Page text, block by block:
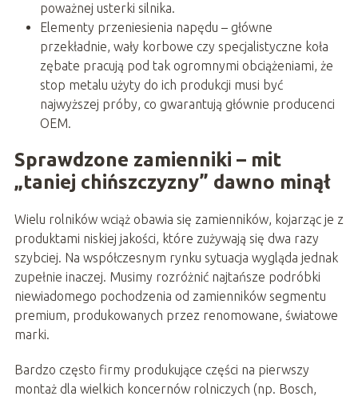
poważnej usterki silnika.
Elementy przeniesienia napędu – główne
przekładnie, wały korbowe czy specjalistyczne koła
zębate pracują pod tak ogromnymi obciążeniami, że
stop metalu użyty do ich produkcji musi być
najwyższej próby, co gwarantują głównie producenci
OEM.
Sprawdzone zamienniki – mit
„taniej chińszczyzny” dawno minął
Wielu rolników wciąż obawia się zamienników, kojarząc je z
produktami niskiej jakości, które zużywają się dwa razy
szybciej. Na współczesnym rynku sytuacja wygląda jednak
zupełnie inaczej. Musimy rozróżnić najtańsze podróbki
niewiadomego pochodzenia od zamienników segmentu
premium, produkowanych przez renomowane, światowe
marki.
Bardzo często firmy produkujące części na pierwszy
montaż dla wielkich koncernów rolniczych (np. Bosch,